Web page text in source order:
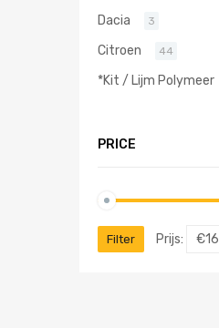
Dacia 3
Citroen 44
*Kit / Lijm Polymeer
PRICE
Filter Prijs: €16